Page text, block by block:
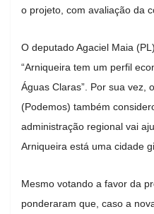
o projeto, com avaliação da
O deputado Agaciel Maia
“Arniqueira tem um perfil
Águas Claras”. Por sua vez,
(Podemos) também
administração regional vai
Arniqueira está uma cidade
Mesmo votando a favor da
ponderaram que, caso a